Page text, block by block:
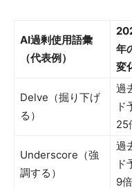
AI過剰使用語彙
（代表例）
年
変
Delve（掘り下げ
る）
過
ド
25
Underscore（強
調する）
過
ド
9倍